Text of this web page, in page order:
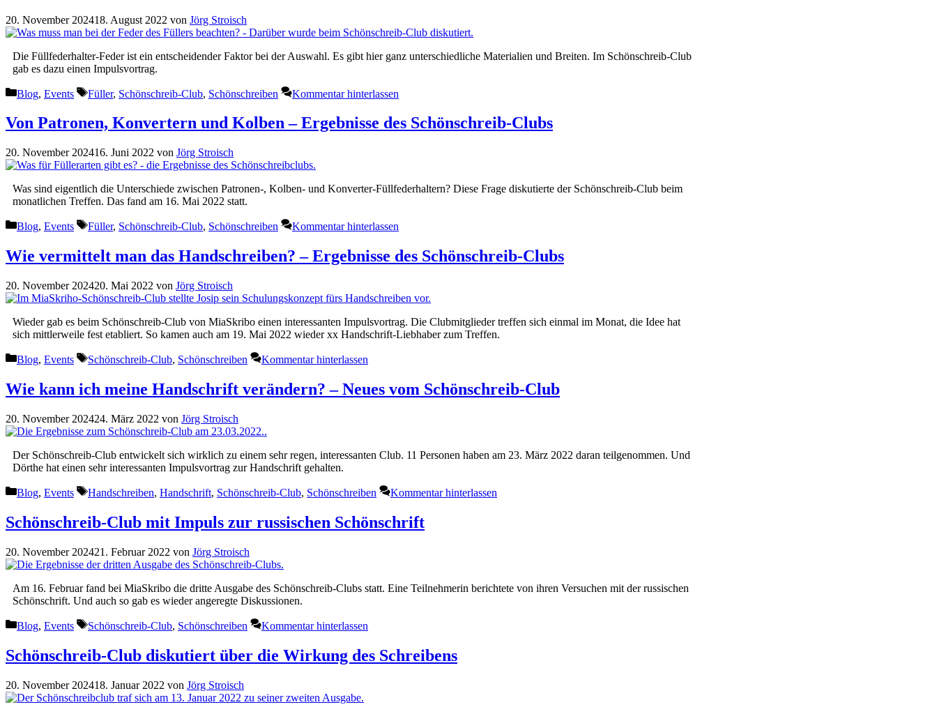
20. November 202418. August 2022 von Jörg Stroisch
Die Füllfederhalter-Feder ist ein entscheidender Faktor bei der Auswahl. Es gibt hier ganz unterschiedliche Materialien und Breiten. Im Schönschreib-Club
gab es dazu einen Impulsvortrag.
Kategorien
Blog, Events Schlagwörter
Füller, Schönschreib-Club, Schönschreiben Kommentar hinterlassen
Von Patronen, Konvertern und Kolben – Ergebnisse des Schönschreib-Clubs
20. November 202416. Juni 2022 von Jörg Stroisch
Was sind eigentlich die Unterschiede zwischen Patronen-, Kolben- und Konverter-Füllfederhaltern? Diese Frage diskutierte der Schönschreib-Club beim
monatlichen Treffen. Das fand am 16. Mai 2022 statt.
Kategorien
Blog, Events Schlagwörter
Füller, Schönschreib-Club, Schönschreiben Kommentar hinterlassen
Wie vermittelt man das Handschreiben? – Ergebnisse des Schönschreib-Clubs
20. November 202420. Mai 2022 von Jörg Stroisch
Wieder gab es beim Schönschreib-Club von MiaSkribo einen interessanten Impulsvortrag. Die Clubmitglieder treffen sich einmal im Monat, die Idee hat
sich mittlerweile fest etabliert. So kamen auch am 19. Mai 2022 wieder xx Handschrift-Liebhaber zum Treffen.
Kategorien
Blog, Events Schlagwörter
Schönschreib-Club, Schönschreiben Kommentar hinterlassen
Wie kann ich meine Handschrift verändern? – Neues vom Schönschreib-Club
20. November 202424. März 2022 von Jörg Stroisch
Der Schönschreib-Club entwickelt sich wirklich zu einem sehr regen, interessanten Club. 11 Personen haben am 23. März 2022 daran teilgenommen. Und
Dörthe hat einen sehr interessanten Impulsvortrag zur Handschrift gehalten.
Kategorien
Blog, Events Schlagwörter
Handschreiben, Handschrift, Schönschreib-Club, Schönschreiben Kommentar hinterlassen
Schönschreib-Club mit Impuls zur russischen Schönschrift
20. November 202421. Februar 2022 von Jörg Stroisch
Am 16. Februar fand bei MiaSkribo die dritte Ausgabe des Schönschreib-Clubs statt. Eine Teilnehmerin berichtete von ihren Versuchen mit der russischen
Schönschrift. Und auch so gab es wieder angeregte Diskussionen.
Kategorien
Blog, Events Schlagwörter
Schönschreib-Club, Schönschreiben Kommentar hinterlassen
Schönschreib-Club diskutiert über die Wirkung des Schreibens
20. November 202418. Januar 2022 von Jörg Stroisch